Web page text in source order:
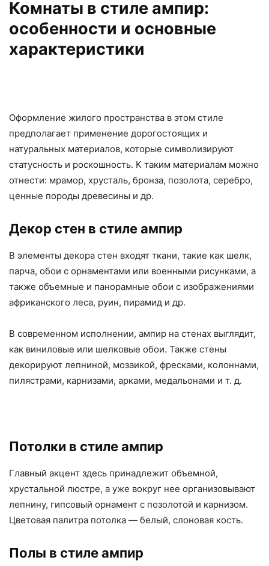
Комнаты в стиле ампир:
особенности и основные
характеристики
Оформление жилого пространства в этом стиле
предполагает применение дорогостоящих и
натуральных материалов, которые символизируют
статусность и роскошность. К таким материалам можно
отнести: мрамор, хрусталь, бронза, позолота, серебро,
ценные породы древесины и др.
Декор стен в стиле ампир
В элементы декора стен входят ткани, такие как шелк,
парча, обои с орнаментами или военными рисунками, а
также объемные и панорамные обои с изображениями
африканского леса, руин, пирамид и др.
В современном исполнении, ампир на стенах выглядит,
как виниловые или шелковые обои. Также стены
декорируют лепниной, мозаикой, фресками, колоннами,
пилястрами, карнизами, арками, медальонами и т. д.
Потолки в стиле ампир
Главный акцент здесь принадлежит объемной,
хрустальной люстре, а уже вокруг нее организовывают
лепнину, гипсовый орнамент с позолотой и карнизом.
Цветовая палитра потолка — белый, слоновая кость.
Полы в стиле ампир